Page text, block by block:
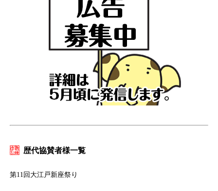
歴代協賛者様一覧
第11回大江戸新座祭り